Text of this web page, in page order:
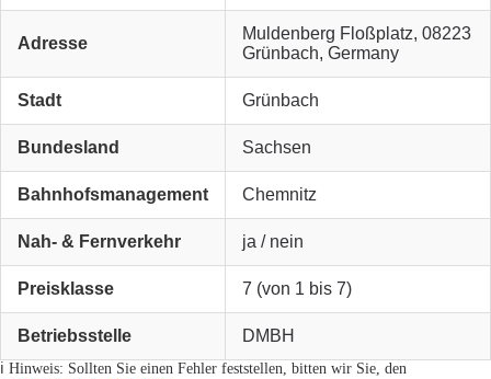
Adresse
Muldenberg Floßplatz, 08223
Grünbach, Germany
Stadt Grünbach
Bundesland Sachsen
Bahnhofsmanagement Chemnitz
Nah- & Fernverkehr ja / nein
Preisklasse 7 (von 1 bis 7)
Betriebsstelle DMBH
ℹ️ Hinweis: Sollten Sie einen Fehler feststellen, bitten wir Sie, den